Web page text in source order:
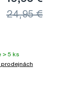
24,95 €
> 5 ks
prodejnách